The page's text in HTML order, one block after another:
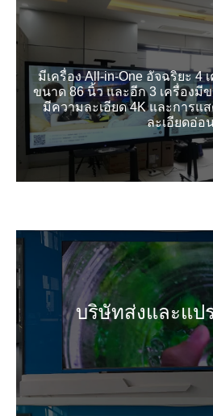
มีเครื่อง All-in-One อัจฉริยะ 4
ขนาด 86 นิ้ว และอีก 3 เครื่องมี
มีความละเอียด 4K และการแ
ละเอียดอ่อ
บริษัทส่งและแป